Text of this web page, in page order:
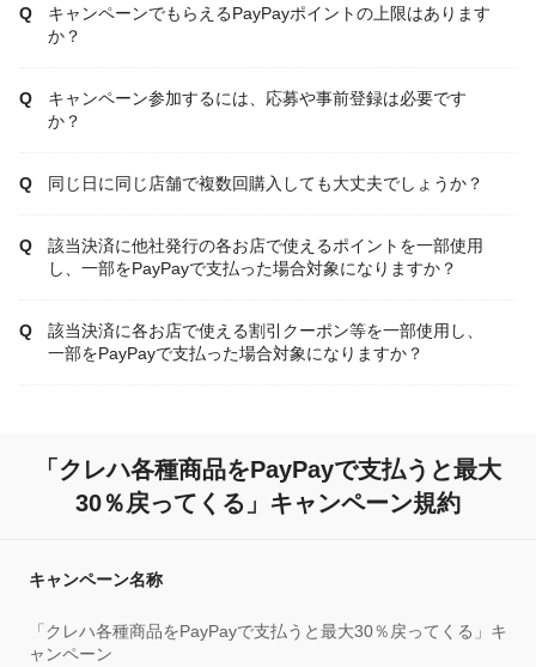
キャンペーンでもらえるPayPayポイントの上限はあります
か？
キャンペーン参加するには、応募や事前登録は必要です
か？
同じ日に同じ店舗で複数回購入しても大丈夫でしょうか？
該当決済に他社発行の各お店で使えるポイントを一部使用
し、一部をPayPayで支払った場合対象になりますか？
該当決済に各お店で使える割引クーポン等を一部使用し、
一部をPayPayで支払った場合対象になりますか？
「クレハ各種商品をPayPayで支払うと最大
30％戻ってくる」キャンペーン規約
キャンペーン名称
「クレハ各種商品をPayPayで支払うと最大30％戻ってくる」キ
ャンペーン